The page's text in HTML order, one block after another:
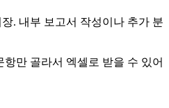
. 내부 보고서 작성이나 추가 분
만 골라서 엑셀로 받을 수 있어